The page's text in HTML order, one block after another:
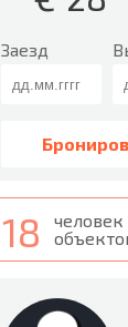
Заезд
18